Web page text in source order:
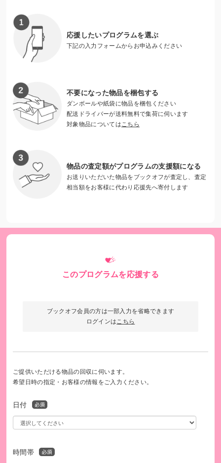
分の栄養補助食を提供できます。
【30,000円で】ウクライナの子ども4人に、就学用品セット
（リュック、文房具など）を提供できます。
お力をお貸しください！
※「キモチと。」へのご参加は、ワールド・ビジョン・ジャ
パンからの領収書発行の対象となりません。あらかじめご了
戦火を逃れ、隣国に避難してきたウクライナの少女
応援したいプログラムを選ぶ
下記の入力フォームからお申込みください
不要になった物品を梱包する
ダンボールや紙袋に物品を梱包ください
配送ドライバーが送料無料で集荷に伺います
対象物品については こちら
物品の査定額がプログラムの支援額になる
お送りいただいた物品をブックオフが査定し、査定
相当額をお客様に代わり応援先へ寄付します
このプログラムを応援する
ブックオフ会員の方は一部入力を省略できます
ログインはこちら
ご提供いただける物品の回収に伺います。
希望日時の指定・お客様の情報をご入力ください。
日付
時間帯